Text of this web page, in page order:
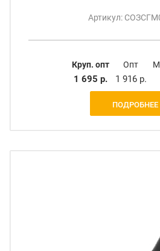
Артикул:
Круп. опт
1 695 р.
Опт
1 916 р.
ПОДРОБНЕЕ